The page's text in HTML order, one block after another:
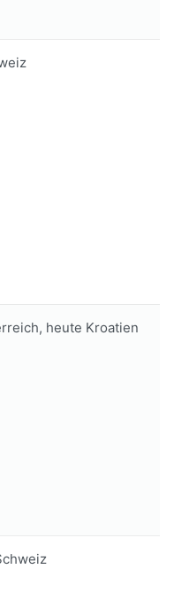
heute Kroatien